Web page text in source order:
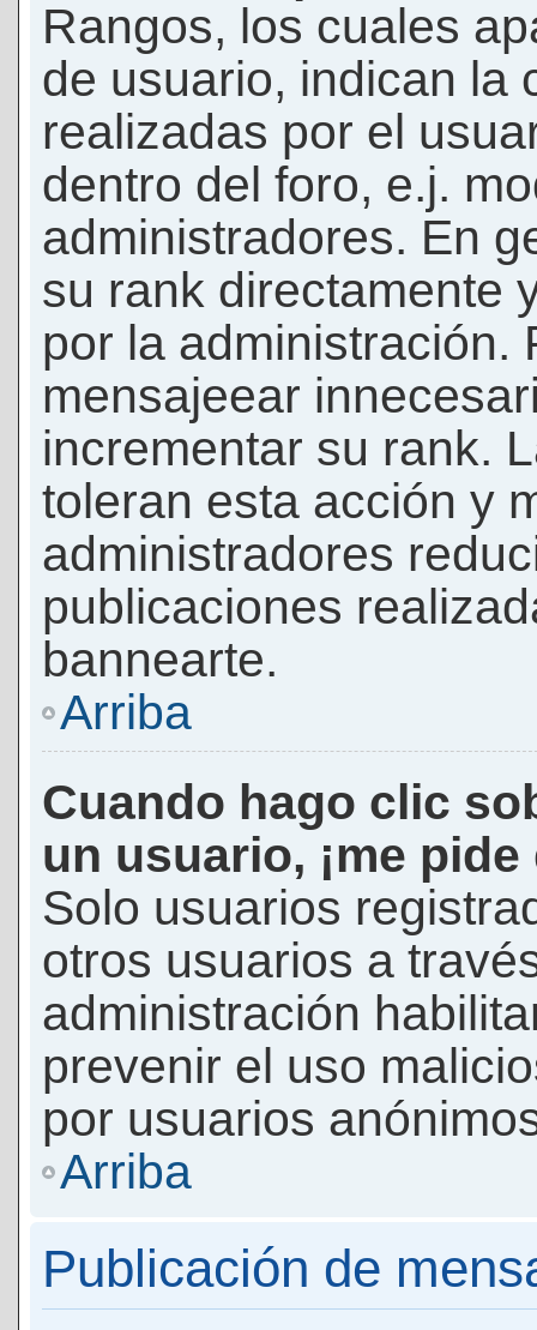
Rangos, los cuales
de usuario, indican la
realizadas por el
dentro del foro, e.j.
administradores. En
su rank directamente
por la administración.
mensajeear
incrementar su rank.
toleran esta acción y
administradores
publicaciones
bannearte.
Arriba
Cuando hago clic
un usuario, ¡me
Solo usuarios
otros usuarios a
administración
prevenir el uso
por usuarios
Arriba
Publicación de